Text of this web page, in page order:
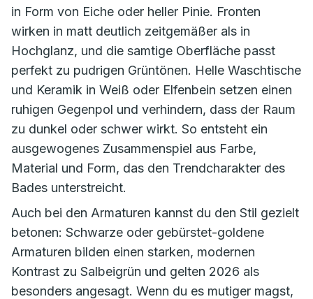
in Form von Eiche oder heller Pinie. Fronten
wirken in matt deutlich zeitgemäßer als in
Hochglanz, und die samtige Oberfläche passt
perfekt zu pudrigen Grüntönen. Helle Waschtische
und Keramik in Weiß oder Elfenbein setzen einen
ruhigen Gegenpol und verhindern, dass der Raum
zu dunkel oder schwer wirkt. So entsteht ein
ausgewogenes Zusammenspiel aus Farbe,
Material und Form, das den Trendcharakter des
Bades unterstreicht.
Auch bei den Armaturen kannst du den Stil gezielt
betonen: Schwarze oder gebürstet-goldene
Armaturen bilden einen starken, modernen
Kontrast zu Salbeigrün und gelten 2026 als
besonders angesagt. Wenn du es mutiger magst,